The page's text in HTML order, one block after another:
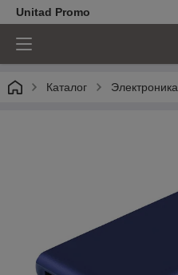
Unitad Promo
Каталог Электроника